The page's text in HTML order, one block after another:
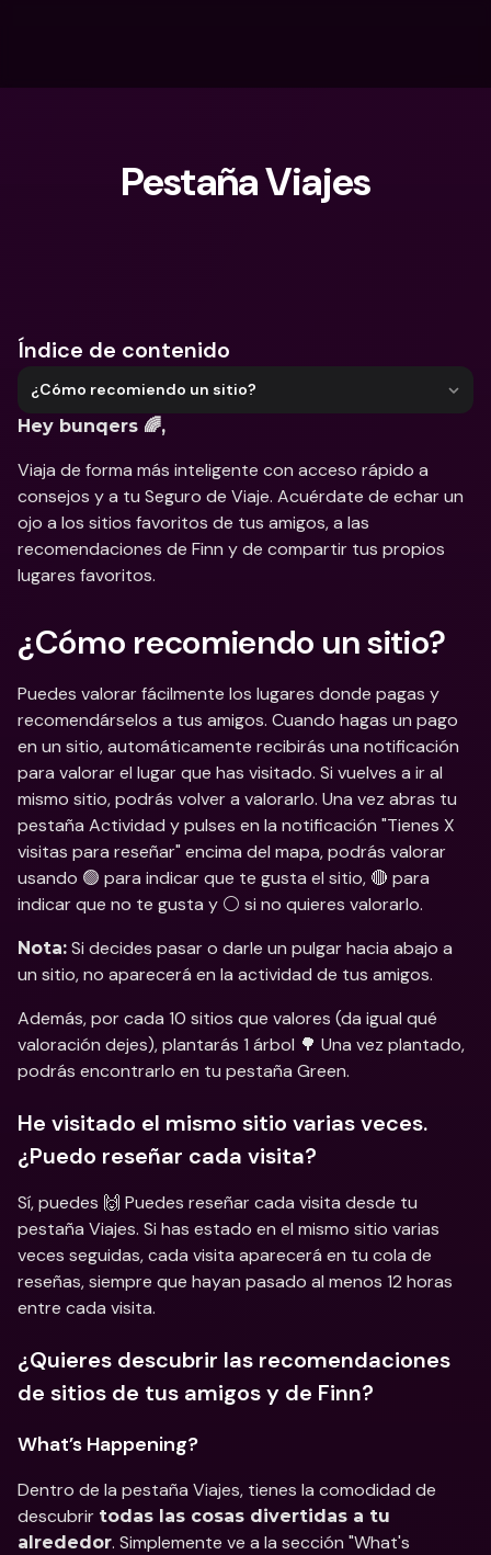
Pestaña Viajes
Índice de contenido
¿Cómo recomiendo un sitio?
Hey bunqers 🌈,
Viaja de forma más inteligente con acceso rápido a
consejos y a tu Seguro de Viaje. Acuérdate de echar un
ojo a los sitios favoritos de tus amigos, a las
recomendaciones de Finn y de compartir tus propios
lugares favoritos.
¿Cómo recomiendo un sitio?
Puedes valorar fácilmente los lugares donde pagas y
recomendárselos a tus amigos. Cuando hagas un pago
en un sitio, automáticamente recibirás una notificación
para valorar el lugar que has visitado. Si vuelves a ir al
mismo sitio, podrás volver a valorarlo. Una vez abras tu
pestaña Actividad y pulses en la notificación "Tienes X
visitas para reseñar" encima del mapa, podrás valorar
usando 🟢 para indicar que te gusta el sitio, 🔴 para
indicar que no te gusta y ⚪️ si no quieres valorarlo.
Nota: Si decides pasar o darle un pulgar hacia abajo a
un sitio, no aparecerá en la actividad de tus amigos.
Además, por cada 10 sitios que valores (da igual qué
valoración dejes), plantarás 1 árbol 🌳 Una vez plantado,
podrás encontrarlo en tu pestaña Green.
He visitado el mismo sitio varias veces.
¿Puedo reseñar cada visita?
Sí, puedes 🙌 Puedes reseñar cada visita desde tu
pestaña Viajes. Si has estado en el mismo sitio varias
veces seguidas, cada visita aparecerá en tu cola de
reseñas, siempre que hayan pasado al menos 12 horas
entre cada visita.
¿Quieres descubrir las recomendaciones
de sitios de tus amigos y de Finn?
What’s Happening?
Dentro de la pestaña Viajes, tienes la comodidad de
descubrir todas las cosas divertidas a tu
alrededor. Simplemente ve a la sección "What's